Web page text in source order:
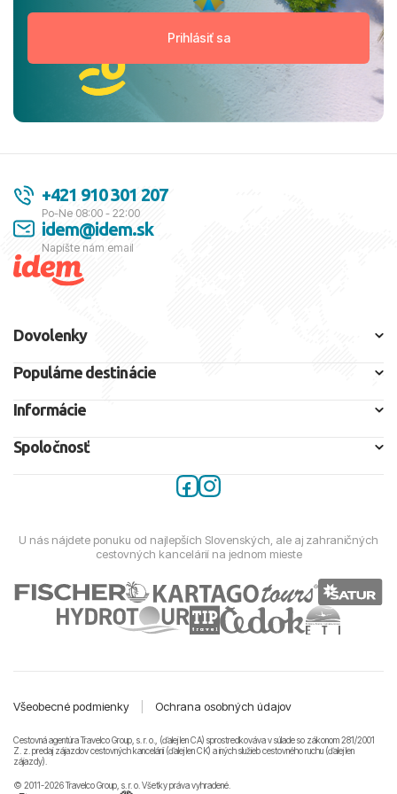
+421 910 301 207
Po-Ne 08:00 - 22:00
idem@idem.sk
Napíšte nám email
Dovolenky
Populárne destinácie
Informácie
Spoločnosť
U nás nájdete ponuku od najlepších Slovenských, ale aj zahraničných
cestovných kancelárií na jednom mieste
Všeobecné podmienky Ochrana osobných údajov
Cestovná agentúra Travelco Group, s. r. o., (ďalej len CA) sprostredkováva v súlade so zákonom 281/2001
Z. z. predaj zájazdov cestovných kancelárii (ďalej len CK) a iných služieb cestovného ruchu (ďalej len
zájazdy).
© 2011-2026 Travelco Group, s. r. o. Všetky práva vyhradené.